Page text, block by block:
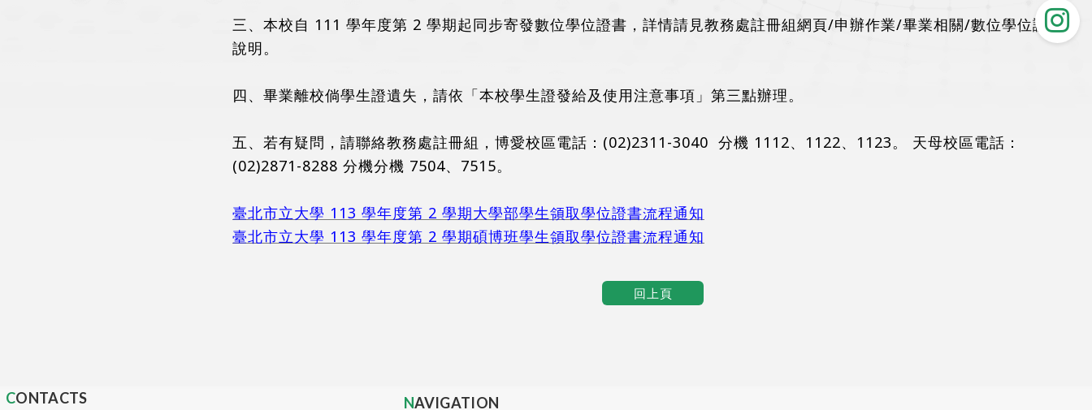
三、本校自 111 學年度第 2 學期起同步寄發數位學位證書，詳情請見教務處註冊組網頁/申辦作業/畢業相關/數位學位證書
說明。
四、畢業離校倘學生證遺失，請依「本校學生證發給及使用注意事項」第三點辦理。
五、若有疑問，請聯絡教務處註冊組，博愛校區電話：(02)2311-3040 分機 1112、1122、1123。 天母校區電話：
(02)2871-8288 分機分機 7504、7515。
臺北市立大學 113 學年度第 2 學期大學部學生領取學位證書流程通知
臺北市立大學 113 學年度第 2 學期碩博班學生領取學位證書流程通知
回上頁
CONTACTS NAVIGATION